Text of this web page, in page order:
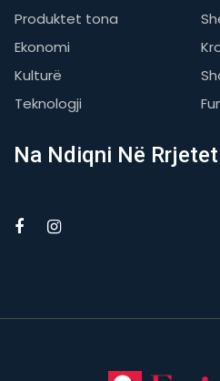
Produktet tona
Ekonomi
Kulturë
Teknologji
Na Ndiqni Në